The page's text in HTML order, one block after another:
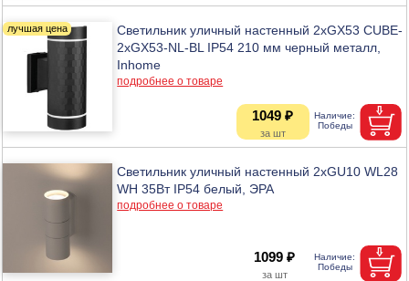
Светильник уличный настенный 2хGX53 CUBE-
2хGX53-NL-BL IP54 210 мм черный металл,
Inhome
подробнее о товаре
1049 ₽
Светильник уличный настенный 2хGU10 WL28
WH 35Вт IP54 белый, ЭРА
подробнее о товаре
1099 ₽